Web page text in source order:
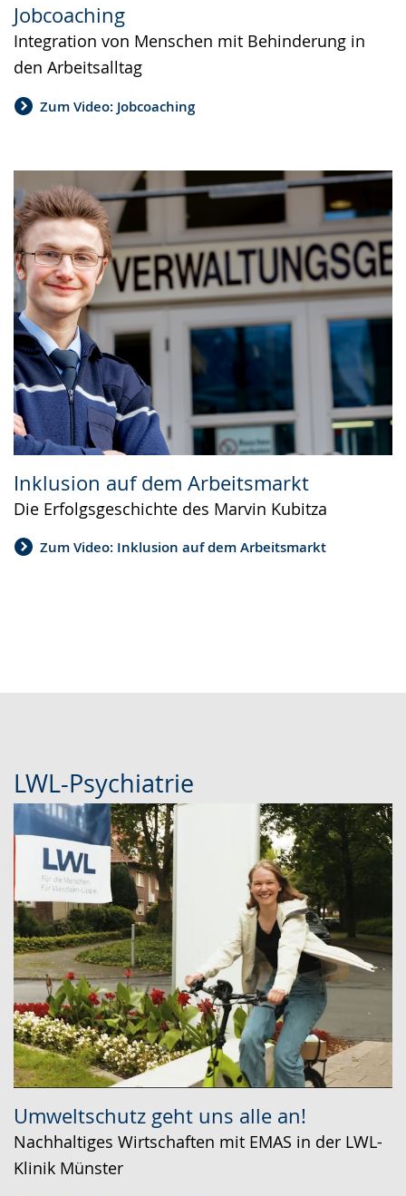
Jobcoaching
Integration von Menschen mit Behinderung in
den Arbeitsalltag
Zum Video: Jobcoaching
Inklusion auf dem Arbeitsmarkt
Die Erfolgsgeschichte des Marvin Kubitza
Zum Video: Inklusion auf dem Arbeitsmarkt
LWL-Psychiatrie
Umweltschutz geht uns alle an!
Nachhaltiges Wirtschaften mit EMAS in der LWL-
Klinik Münster